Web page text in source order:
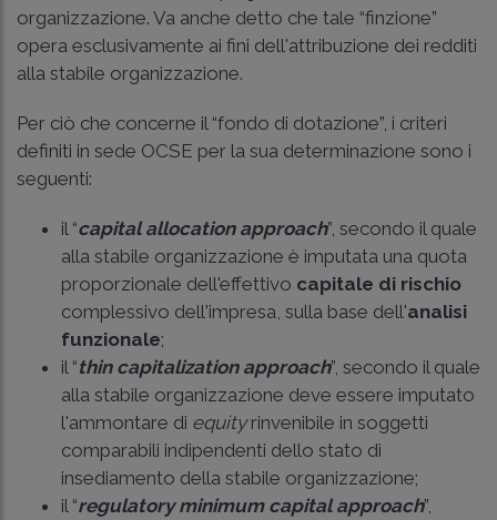
organizzazione. Va anche detto che tale “finzione”
opera esclusivamente ai fini dell'attribuzione dei redditi
alla stabile organizzazione.
Per ciò che concerne il “fondo di dotazione”, i criteri
definiti in sede OCSE per la sua determinazione sono i
seguenti:
il “capital allocation approach”, secondo il quale
alla stabile organizzazione è imputata una quota
proporzionale dell'effettivo capitale di rischio
complessivo dell'impresa, sulla base dell'analisi
funzionale;
il “thin capitalization approach”, secondo il quale
alla stabile organizzazione deve essere imputato
l'ammontare di equityrinvenibile in soggetti
comparabili indipendenti dello stato di
insediamento della stabile organizzazione;
il “regulatory minimum capital approach”,